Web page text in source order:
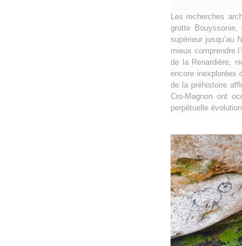
Les recherches
grotte
supérieur jusqu’au
mieux comprendre
de la Renardière,
encore inexplorées
de la préhistoire
Cro-Magnon ont
perpétuelle évolution.